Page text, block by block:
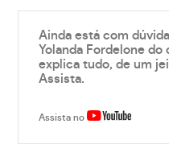
Ainda está com
Yolanda Fordelone do
explica tudo, de um
Assista.
Assista no